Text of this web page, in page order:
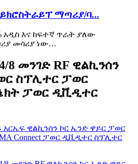
ማጣሪያ/ባ...
አዲስ እና ከፍተኛ ጥራት ያለው
መሳሪያ ነው…
8 መንገድ RF ዊልኪንሰን
ስፕሊተር ፓወር
ፓወር ዲቪዲተር